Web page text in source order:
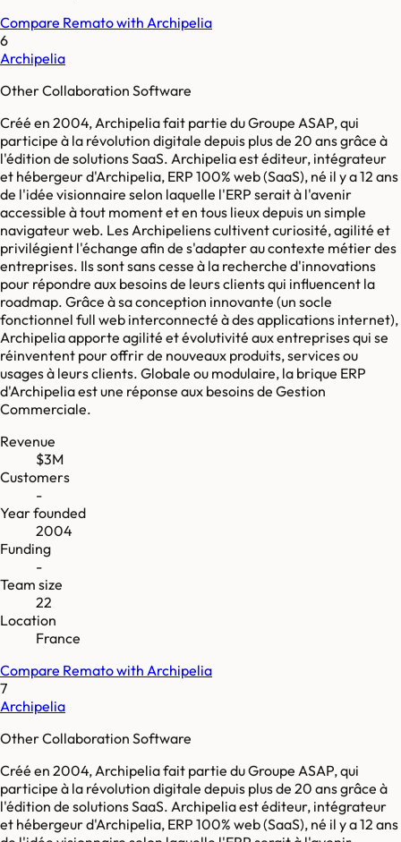
Compare Rematowith Archipelia
6
Archipelia
Other Collaboration Software
Créé en 2004, Archipelia fait partie du Groupe ASAP, qui
participe à la révolution digitale depuis plus de 20 ans grâce à
l'édition de solutions SaaS. Archipelia est éditeur, intégrateur
et hébergeur d'Archipelia, ERP 100% web (SaaS), né il y a 12 ans
de l'idée visionnaire selon laquelle l'ERP serait à l'avenir
accessible à tout moment et en tous lieux depuis un simple
navigateur web. Les Archipeliens cultivent curiosité, agilité et
privilégient l'échange afin de s'adapter au contexte métier des
entreprises. Ils sont sans cesse à la recherche d'innovations
pour répondre aux besoins de leurs clients qui influencent la
roadmap. Grâce à sa conception innovante (un socle
fonctionnel full web interconnecté à des applications internet),
Archipelia apporte agilité et évolutivité aux entreprises qui se
réinventent pour offrir de nouveaux produits, services ou
usages à leurs clients. Globale ou modulaire, la brique ERP
d'Archipelia est une réponse aux besoins de Gestion
Commerciale.
Revenue
$3M
Customers
-
Year founded
2004
Funding
-
Team size
22
Location
France
Compare Rematowith Archipelia
7
Archipelia
Other Collaboration Software
Créé en 2004, Archipelia fait partie du Groupe ASAP, qui
participe à la révolution digitale depuis plus de 20 ans grâce à
l'édition de solutions SaaS. Archipelia est éditeur, intégrateur
et hébergeur d'Archipelia, ERP 100% web (SaaS), né il y a 12 ans